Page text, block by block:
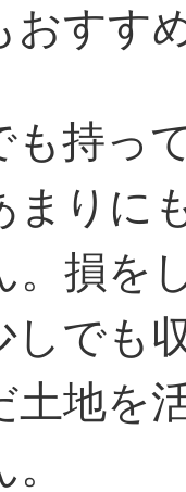
おすす
も持っ
まりに
。損を
しでも
土地を